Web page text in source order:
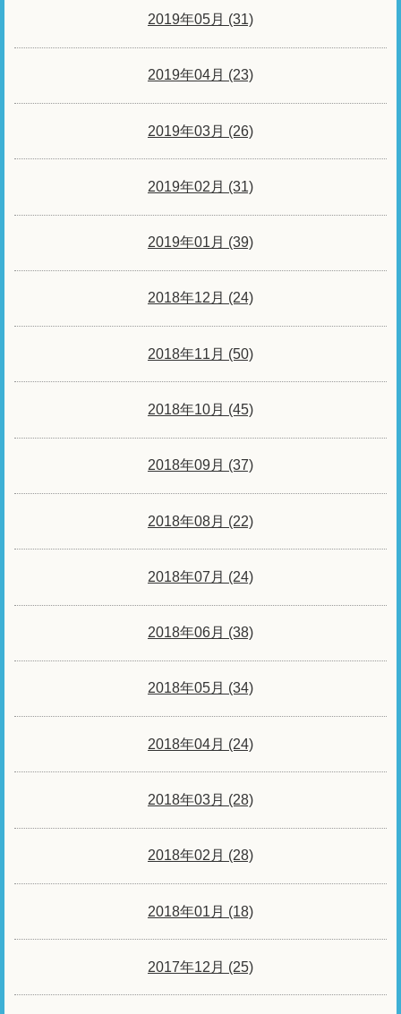
2019年05月 (31)
2019年04月 (23)
2019年03月 (26)
2019年02月 (31)
2019年01月 (39)
2018年12月 (24)
2018年11月 (50)
2018年10月 (45)
2018年09月 (37)
2018年08月 (22)
2018年07月 (24)
2018年06月 (38)
2018年05月 (34)
2018年04月 (24)
2018年03月 (28)
2018年02月 (28)
2018年01月 (18)
2017年12月 (25)